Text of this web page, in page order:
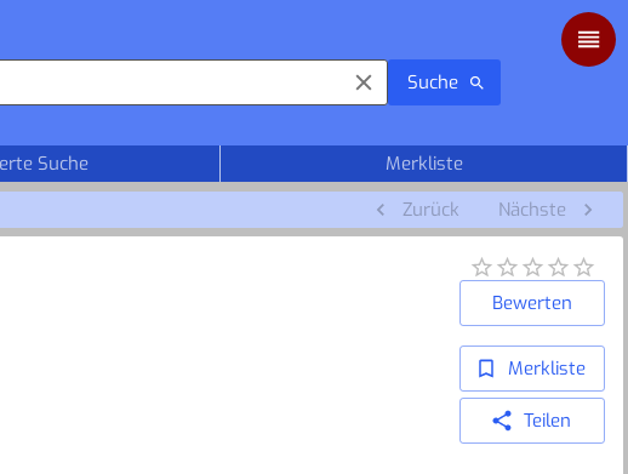
Suche
Suche
Merkliste
Zurück Nächste
Bewerten
Merkliste
Teilen